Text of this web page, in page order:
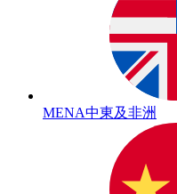
MENA中東及非洲